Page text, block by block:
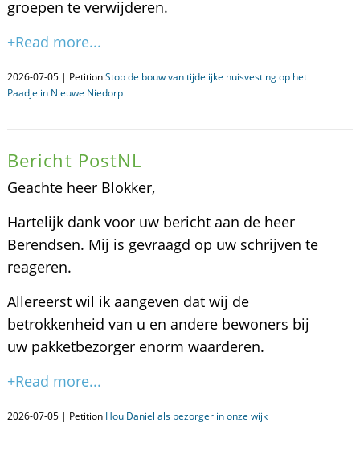
groepen te verwijderen.
+Read more...
2026-07-05 | PetitionStop de bouw van tijdelijke huisvesting op het
Paadje in Nieuwe Niedorp
Bericht PostNL
Geachte heer Blokker,
Hartelijk dank voor uw bericht aan de heer
Berendsen. Mij is gevraagd op uw schrijven te
reageren.
Allereerst wil ik aangeven dat wij de
betrokkenheid van u en andere bewoners bij
uw pakketbezorger enorm waarderen.
+Read more...
2026-07-05 | Petition Hou Daniel als bezorger in onze wijk